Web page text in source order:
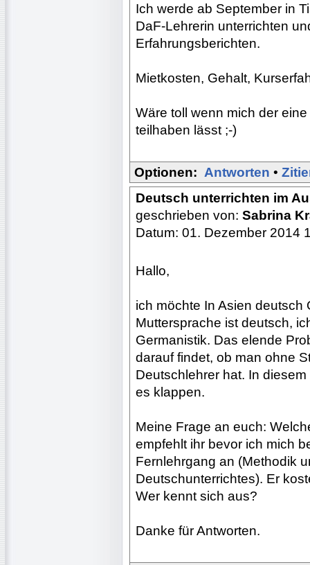
Ich werde ab September in
DaF-Lehrerin unterrichten
Erfahrungsberichten.
Mietkosten, Gehalt,
Wäre toll wenn mich der
teilhaben lässt ;-)
Optionen: Antworten •
Deutsch unterrichten im
geschrieben von: Sabrina
Datum: 01. Dezember 2014
Hallo,
ich möchte In Asien deutsch
Muttersprache ist deutsch,
Germanistik. Das elende
darauf findet, ob man ohne
Deutschlehrer hat. In
es klappen.
Meine Frage an euch:
empfehlt ihr bevor ich mich
Fernlehrgang an (Methodik
Deutschunterrichtes). Er
Wer kennt sich aus?
Danke für Antworten.